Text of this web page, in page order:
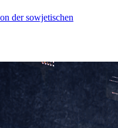
der sowjetischen